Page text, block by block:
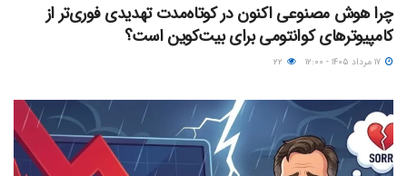
چرا هوش مصنوعی اکنون در کوتاه‌مدت تهدیدی فوری‌تر از
کامپیوترهای کوانتومی برای بیت‌کوین است؟